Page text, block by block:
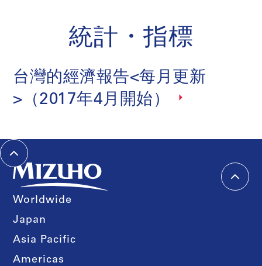
統計・指標
台灣的經濟報告<每月更新
>（2017年4月開始）
Worldwide
Japan
Asia Pacific
Americas